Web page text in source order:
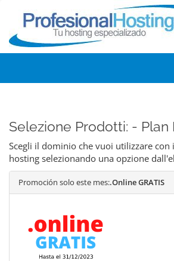
Selezione Prodotti: -
Scegli il dominio che vuoi utilizzare con
hosting selezionando una opzione
Promoción solo este mes:.Online GRATIS